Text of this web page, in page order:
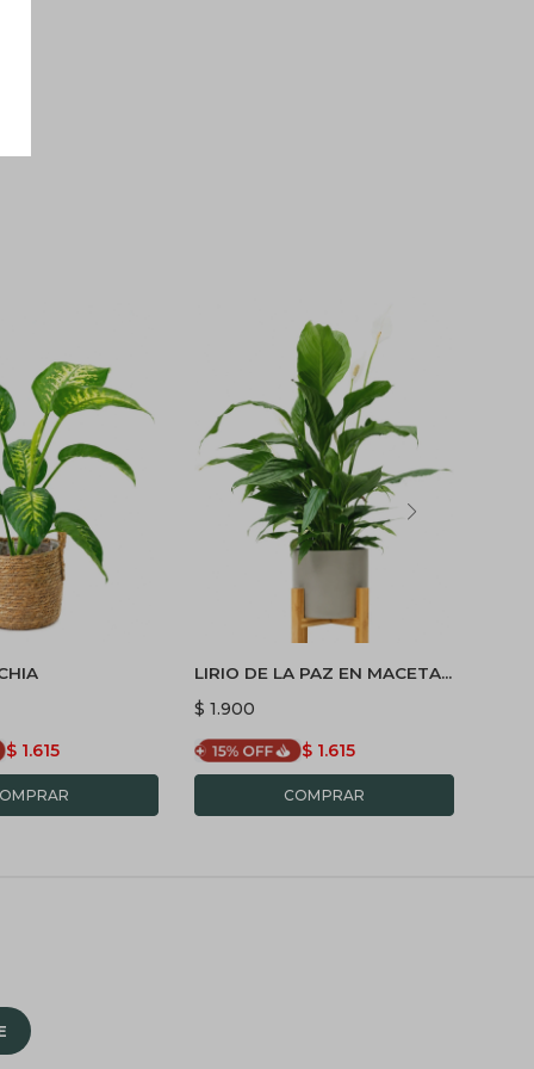
$ 1.615
LIRIO DE LA PAZ EN MACETA
CERAMICA CON SOPORTE -
GRIS
$ 1.900
$ 1.615